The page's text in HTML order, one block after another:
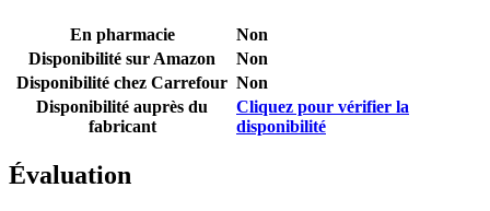
En pharmacie
Non
Disponibilité sur Amazon
Non
Disponibilité chez Carrefour Non
Disponibilité auprès du
fabricant
Cliquez pour vérifier la
disponibilité
Évaluation